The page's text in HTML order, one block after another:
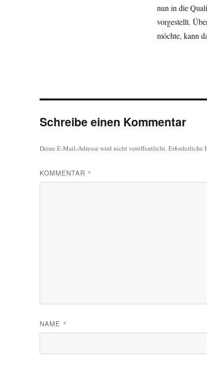
nun in die
vorgestellt.
möchte, kann
Schreibe einen Kommentar
Deine E-Mail-Adresse wird nicht veröffentlicht.Erforderliche
KOMMENTAR *
NAME *